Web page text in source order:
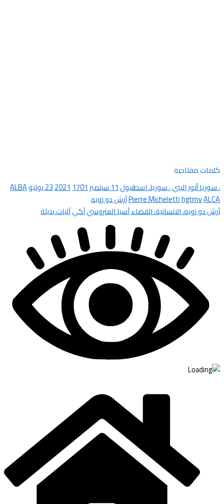
كلمات مفتاحية
، سوريا أنور البني، سوريا، اسطنبول11 سبتمبر 1701
202123 يوليو
ALBA
ALCA
hgtmv
Pierre Michelettiآرش دو زويه
آرش دو زويه، الانسانية، القضاءآسيا العتروسيآكيآليات بديلة